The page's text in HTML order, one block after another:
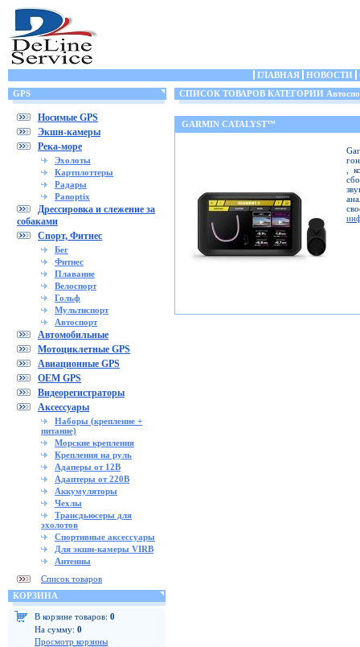
ГЛАВНАЯ НОВОСТИ
GPS
Носимые GPS
Экшн-камеры
Река-море
Эхолоты
Картплоттеры
Радары
Panoptix
Дрессировка и слежение за
собаками
Спорт, Фитнес
Бег
Фитнес
Плавание
Велоспорт
Гольф
Мультиспорт
Автоспорт
Автомобильные
Мотоциклетные GPS
Авиационные GPS
OEM GPS
Видеорегистраторы
Аксессуары
Наборы (крепление +
питание)
Морские крепления
Крепления на руль
Адаперы от 12В
Адаптеры от 220В
Аккумуляторы
Чехлы
Трансдьюсеры для
эхолотов
Спортивные аксессуары
Для экшн-камеры VIRB
Антенны
Список товаров
КОРЗИНА
В корзине товаров: 0
На сумму: 0
Просмотр корзины
СПИСОК ТОВАРОВ КАТЕГОРИИ
GARMIN CATALYST™
,